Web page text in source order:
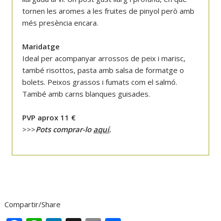
tornen les aromes a les fruites de pinyol però amb
més presència encara.
Maridatge
Ideal per acompanyar arrossos de peix i marisc,
també risottos, pasta amb salsa de formatge o
bolets. Peixos grassos i fumats com el salmó.
També amb carns blanques guisades.
PVP aprox 11 €
>>>Pots comprar-lo aquí.
Compartir/Share